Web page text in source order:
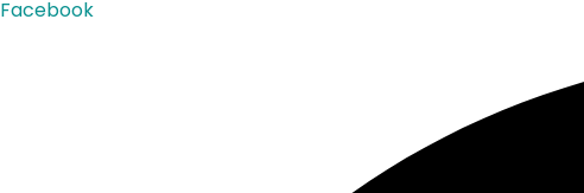
Facebook